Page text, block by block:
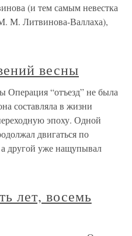
(и тем самым невестка
М. Литвинова-Валлаха),
весны
Операция “отъезд” не была
составляла в жизни
эпоху. Одной
двигаться по
другой уже нащупывал
лет, восемь